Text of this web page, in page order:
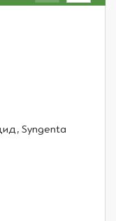
Syngenta